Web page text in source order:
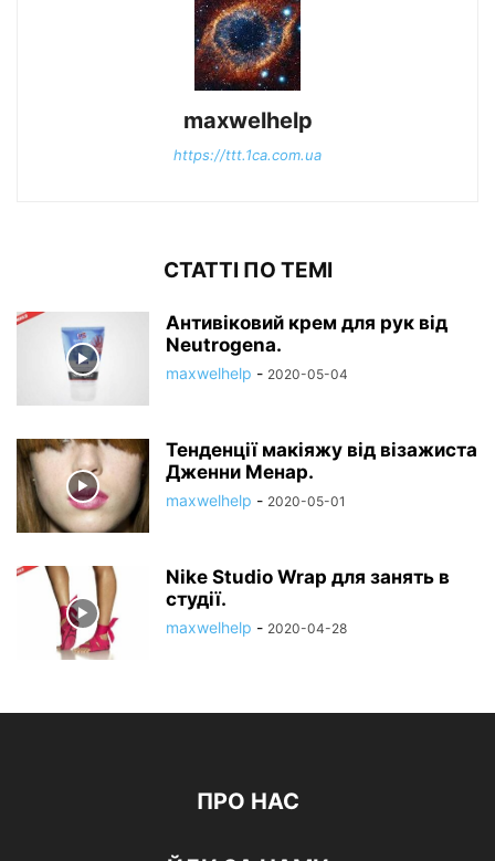
maxwelhelp
https://ttt.1ca.com.ua
СТАТТІ ПО ТЕМІ
Антивіковий крем для рук від
Neutrogena.
maxwelhelp - 2020-05-04
Тенденції макіяжу від візажиста
Дженни Менар.
maxwelhelp - 2020-05-01
Nike Studio Wrap для занять в
студії.
maxwelhelp - 2020-04-28
ПРО НАС